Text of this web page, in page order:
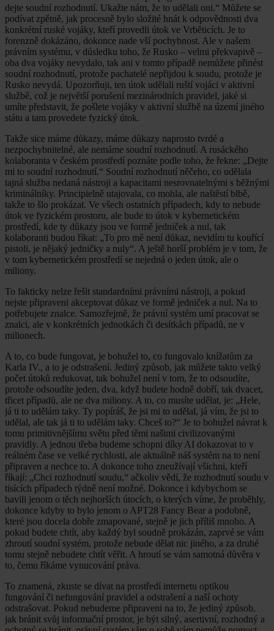
dejte soudní rozhodnutí. Ukažte nám, že to udělali oni.“ Můžete se
podívat zpětně, jak procesně bylo složité hnát k odpovědnosti dva
konkrétní ruské vojáky, kteří provedli útok ve Vrběticích. Je to
forenzně dokázáno, dokonce nade vší pochybnost. Ale v našem
právním systému, v důsledku toho, že Rusko – velmi překvapivě –
oba dva vojáky nevydalo, tak ani v tomto případě nemůžete přinést
soudní rozhodnutí, protože pachatelé nepřijdou k soudu, protože je
Rusko nevydá. Upozorňuji, ten útok udělali ruští vojáci v aktivní
službě, což je největší porušení mezinárodních pravidel, jaké si
umíte představit, že pošlete vojáky v aktivní službě na území jiného
státu a tam provedete fyzický útok.
Takže sice máme důkazy, máme důkazy naprosto tvrdé a
nezpochybnitelné, ale nemáme soudní rozhodnutí. A rusáckého
kolaboranta v českém prostředí poznáte podle toho, že řekne: „Dejte
mi to soudní rozhodnutí.“ Soudní rozhodnutí něčeho, co udělala
tajná služba nedaná nástroji a kapacitami nesrovnatelnými s běžnými
kriminálníky. Principielně utajovala, co mohla, ale naštěstí blbě,
takže to šlo prokázat. Ve všech ostatních případech, kdy to nebude
útok ve fyzickém prostoru, ale bude to útok v kybernetickém
prostředí, kde ty důkazy jsou ve formě jedniček a nul, tak
kolaboranti budou říkat: „To pro mě není důkaz, nevidím tu kouřící
pistoli, je nějaký jedničky a nuly“. A ještě horší problém je v tom, že
v tom kybernetickém prostředí se nejedná o jeden útok, ale o
miliony.
To fakticky nelze řešit standardními právními nástroji, a pokud
nejste připraveni akceptovat důkaz ve formě jedniček a nul. Na to
potřebujete znalce. Samozřejmě, že právní systém umí pracovat se
znalci, ale v konkrétních jednotkách či desítkách případů, ne v
milionech.
A to, co bude fungovat, je bohužel to, co fungovalo knížatům za
Karla IV., a to je odstrašení. Jediný způsob, jak můžete takto velký
počet útoků redukovat, tak bohužel není v tom, že to odsoudíte,
protože odsoudíte jeden, dva, když budete hodně dobří, tak dvacet,
třicet případů, ale ne dva miliony. A to, co musíte udělat, je: „Hele,
já ti to udělám taky. Ty popíráš, že jsi mi to udělal, já vím, že jsi to
udělal, ale tak já ti to udělám taky. Chceš to?“ Je to bohužel návrat k
tomu primitivnějšímu světu před těmi našimi civilizovanými
pravidly. A jednou třeba budeme schopni díky AI dokazovat to v
reálném čase ve velké rychlosti, ale aktuálně náš systém na to není
připraven a nechce to. A dokonce toho zneužívají všichni, kteří
říkají: „Chci rozhodnutí soudu,“ ačkoliv vědí, že rozhodnutí soudu v
tisících případech týdně není možné. Dokonce i kdybychom se
bavili jenom o těch nejhorších útocích, o kterých víme, že proběhly,
dokonce kdyby to bylo jenom o APT28 Fancy Bear a podobně,
které jsou docela dobře zmapované, stejně je jich příliš mnoho. A
pokud budete chtít, aby každý byl soudně prokázán, zaprvé se vám
zhroutí soudní systém, protože nebude dělat nic jiného, a za druhé
tomu stejně nebudete chtít věřit. A hroutí se vám samotná důvěra v
to, čemu říkáme vynucování práva.
To znamená, zkuste se dívat na prostředí internetu optikou
fungování či nefungování pravidel a odstrašení a naší ochoty
odstrašovat. Pokud nebudeme připraveni na to, že jediný způsob,
jak bránit svůj informační prostor, je být silný, asertivní, rozhodný a